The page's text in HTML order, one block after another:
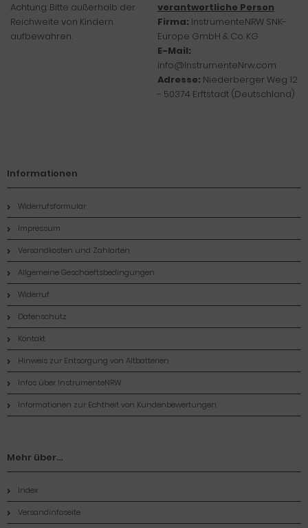
Achtung: Bitte außerhalb der
Reichweite von Kindern
aufbewahren.
verantwortliche Person
Firma: InstrumenteNRW SNK-
Europe GmbH & Co. KG
E-Mail:
info@InstrumenteNrw.com
Adresse: Niederberger Weg 12
- 50374 Erftstadt (Deutschland)
Informationen
Widerrufsformular
Impressum
Versandkosten und Zahlarten
Allgemeine Geschaeftsbedingungen
Widerruf
Datenschutz
Kontakt
Hinweis zur Entsorgung von Altbatterien
Infos über InstrumenteNRW
Informationen zur Echtheit von Kundenbewertungen
Mehr über...
Index
Versandinfoseite